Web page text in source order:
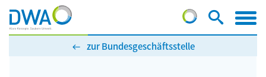
zur Bundesgeschäftsstelle